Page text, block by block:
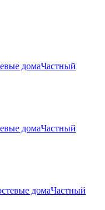
домаЧастный
домаЧастный
домаЧастный